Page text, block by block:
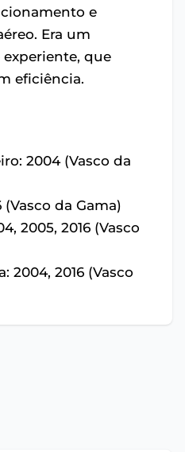
e
Era um
que
eficiência.
2004 (Vasco da
da Gama)
2005, 2016 (Vasco
2004, 2016 (Vasco